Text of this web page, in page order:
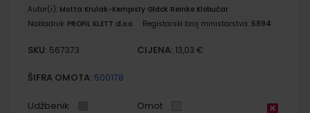
Autor(i): Motta Krulak-Kempisty Glđck Reinke Klobučar
Nakladnik: PROFIL KLETT d.o.o. Registarski broj ministarstva: 6894
SKU: 567373 CIJENA: 13,03 €
ŠIFRA OMOTA: 500178
Udžbenik Omot